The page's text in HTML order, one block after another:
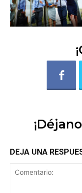
DEJA UNA